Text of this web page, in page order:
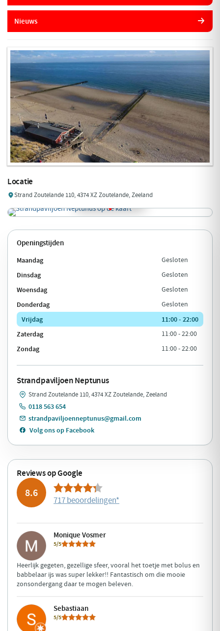
Nieuws
Locatie
Strand Zoutelande 110, 4374 XZ Zoutelande, Zeeland
Openingstijden
Maandag Gesloten
Dinsdag Gesloten
Woensdag Gesloten
Donderdag Gesloten
Vrijdag
11:00 - 22:00
Zaterdag
11:00 - 22:00
Zondag 11:00 - 22:00
Strandpaviljoen Neptunus
Strand Zoutelande 110, 4374 XZ Zoutelande, Zeeland
0118 563 654
strandpaviljoenneptunus@gmail.com
Volg ons op Facebook
Reviews op Google
8.6
717 beoordelingen*
Monique Vosmer
5/5
Heerlijk gegeten, gezellige sfeer, vooral het toetje met bolus en
babbelaar ijs was super lekker!! Fantastisch om die mooie
zonsondergang daar te mogen beleven.
Sebastiaan
5/5